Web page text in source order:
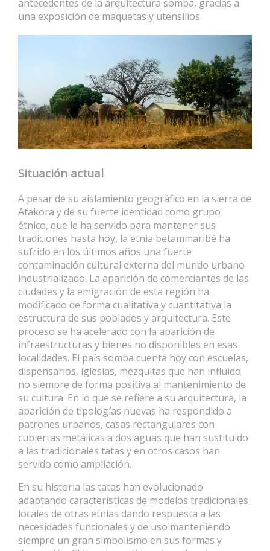
antecedentes de la arquitectura somba, gracias a
una exposición de maquetas y utensilios.
Situación actual
A pesar de su aislamiento geográfico en la sierra de
Atakora y de su fuerte identidad como grupo
étnico, que le ha servido para mantener sus
tradiciones hasta hoy, la etnia betammaribé ha
sufrido en los últimos años una fuerte
contaminación cultural externa del mundo urbano
industrializado. La aparición de comerciantes de las
ciudades y la emigración de esta región ha
modificado de forma cualitativa y cuantitativa la
estructura de sus poblados y arquitectura. Este
proceso se ha acelerado con la aparición de
infraestructuras y bienes no disponibles en esas
localidades. El país somba cuenta hoy con escuelas,
dispensarios, iglesias, mezquitas que han influido
no siempre de forma positiva al mantenimiento de
su cultura. En lo que se refiere a su arquitectura, la
aparición de tipologías nuevas ha respondido a
patrones urbanos, casas rectangulares con
cubiertas metálicas a dos aguas que han sustituido
a las tradicionales tatas y en otros casos han
servido como ampliación.
En su historia las tatas han evolucionado
adaptando características de modelos tradicionales
locales de otras etnias dando respuesta a las
necesidades funcionales y de uso manteniendo
siempre un gran simbolismo en sus formas y